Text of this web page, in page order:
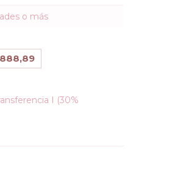
o más
I (30%